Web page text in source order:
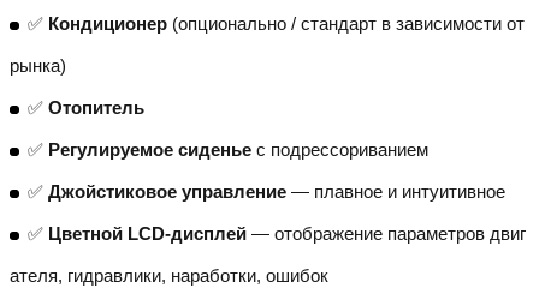
✅ Кондиционер (опционально / стандарт в зависимости от
рынка)
✅ Отопитель
✅ Регулируемое сиденье с подрессориванием
✅ Джойстиковое управление — плавное и интуитивное
✅ Цветной LCD-дисплей — отображение параметров двиг
ателя, гидравлики, наработки, ошибок